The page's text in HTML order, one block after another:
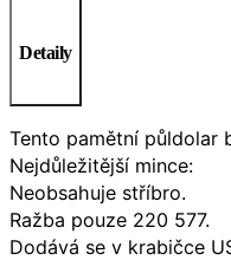
Detaily
Tento pamětní půldolar
Nejdůležitější mince:
Neobsahuje stříbro.
Ražba pouze 220 577.
Dodává se v krabičce